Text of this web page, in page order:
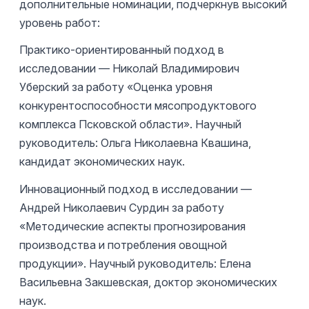
дополнительные номинации, подчеркнув высокий
уровень работ:
Практико-ориентированный подход в
исследовании — Николай Владимирович
Уберский за работу «Оценка уровня
конкурентоспособности мясопродуктового
комплекса Псковской области». Научный
руководитель: Ольга Николаевна Квашина,
кандидат экономических наук.
Инновационный подход в исследовании —
Андрей Николаевич Сурдин за работу
«Методические аспекты прогнозирования
производства и потребления овощной
продукции». Научный руководитель: Елена
Васильевна Закшевская, доктор экономических
наук.